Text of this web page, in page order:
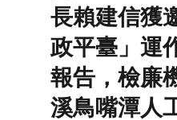
長賴建信獲
政平臺」運
報告，檢廉
溪鳥嘴潭人